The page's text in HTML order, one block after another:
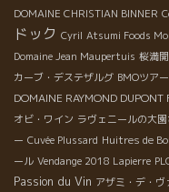
DOMAINE CHRISTIAN BINNER
ドック Cyril Atsumi Foods
Domaine Jean Maupertuis 桜満開
カーブ・デステザルグ BMOツアー
DOMAINE RAYMOND DUPONT
オビ・ワイン ラヴェニールの大
ー Cuvée Plussard Huitres de
ール Vendange 2018 Lapierre
Passion du Vin アザミ・デ・